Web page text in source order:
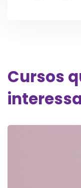
Cursos